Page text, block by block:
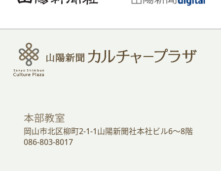
本部教室
岡山市北区柳町2-1-1山陽新聞社本社ビル6～8階
086-803-8017